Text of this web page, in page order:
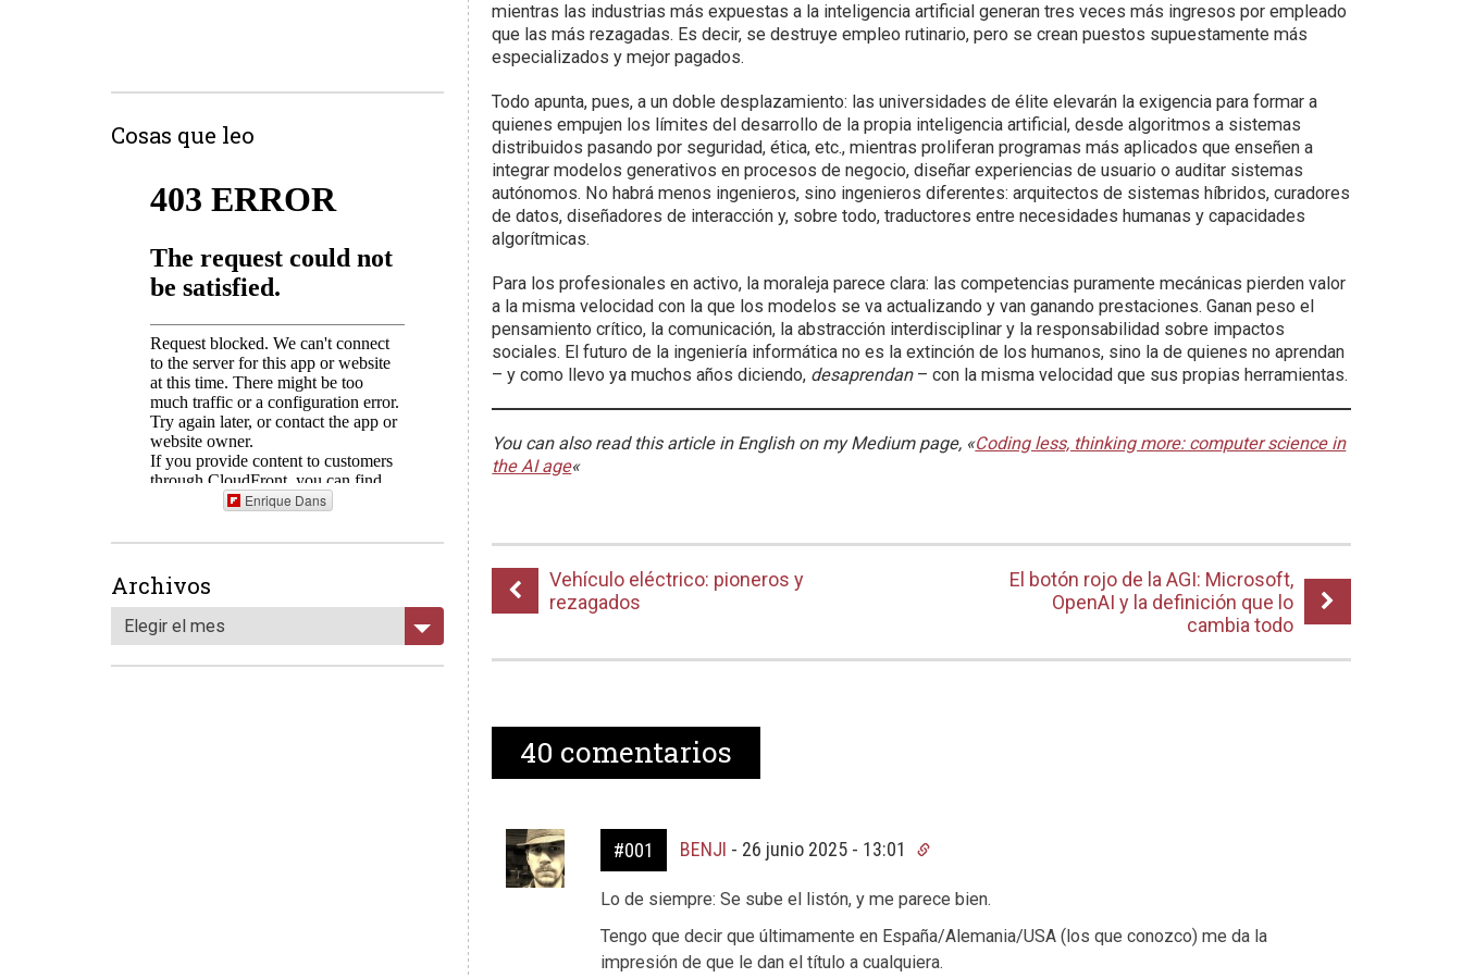
mientras las industrias más expuestas a la inteligencia artificial generan tres veces más ingresos por empleado
que las más rezagadas. Es decir, se destruye empleo rutinario, pero se crean puestos supuestamente más
especializados y mejor pagados.
Todo apunta, pues, a un doble desplazamiento: las universidades de élite elevarán la exigencia para formar a
quienes empujen los límites del desarrollo de la propia inteligencia artificial, desde algoritmos a sistemas
distribuidos pasando por seguridad, ética, etc., mientras proliferan programas más aplicados que enseñen a
integrar modelos generativos en procesos de negocio, diseñar experiencias de usuario o auditar sistemas
autónomos. No habrá menos ingenieros, sino ingenieros diferentes: arquitectos de sistemas híbridos, curadores
de datos, diseñadores de interacción y, sobre todo, traductores entre necesidades humanas y capacidades
algorítmicas.
Para los profesionales en activo, la moraleja parece clara: las competencias puramente mecánicas pierden valor
a la misma velocidad con la que los modelos se va actualizando y van ganando prestaciones. Ganan peso el
pensamiento crítico, la comunicación, la abstracción interdisciplinar y la responsabilidad sobre impactos
sociales. El futuro de la ingeniería informática no es la extinción de los humanos, sino la de quienes no aprendan
– y como llevo ya muchos años diciendo, desaprendan– con la misma velocidad que sus propias herramientas.
You can also read this article in English on my Medium page, «Coding less, thinking more: computer science in
the AI age«
Vehículo eléctrico: pioneros y
rezagados
El botón rojo de la AGI: Microsoft,
OpenAI y la definición que lo
cambia todo
40 comentarios
#001 BENJI - 26 junio 2025 - 13:01
Lo de siempre: Se sube el listón, y me parece bien.
Tengo que decir que últimamente en España/Alemania/USA (los que conozco) me da la
impresión de que le dan el título a cualquiera.
Cosas que leo
Enrique Dans
Archivos
Elegir el mes